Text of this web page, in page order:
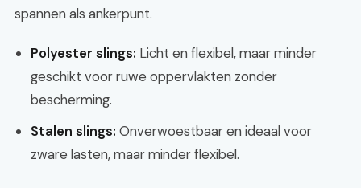
spannen als ankerpunt.
Polyester slings: Licht en flexibel, maar minder
geschikt voor ruwe oppervlakten zonder
bescherming.
Stalen slings: Onverwoestbaar en ideaal voor
zware lasten, maar minder flexibel.